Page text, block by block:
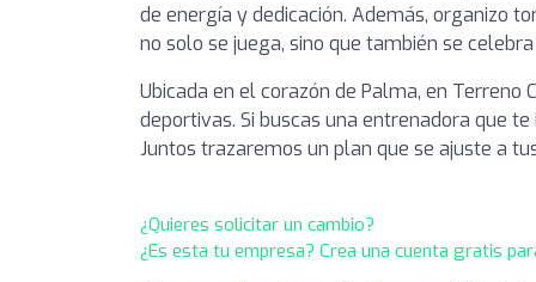
de energía y dedicación. Además, organizo
no solo se juega, sino que también se
Ubicada en el corazón de Palma, en
deportivas. Si buscas una entrenadora que
Juntos trazaremos un plan que se ajuste a
¿Quieres solicitar un cambio?
¿Es esta tu empresa? Crea una cuenta gratis